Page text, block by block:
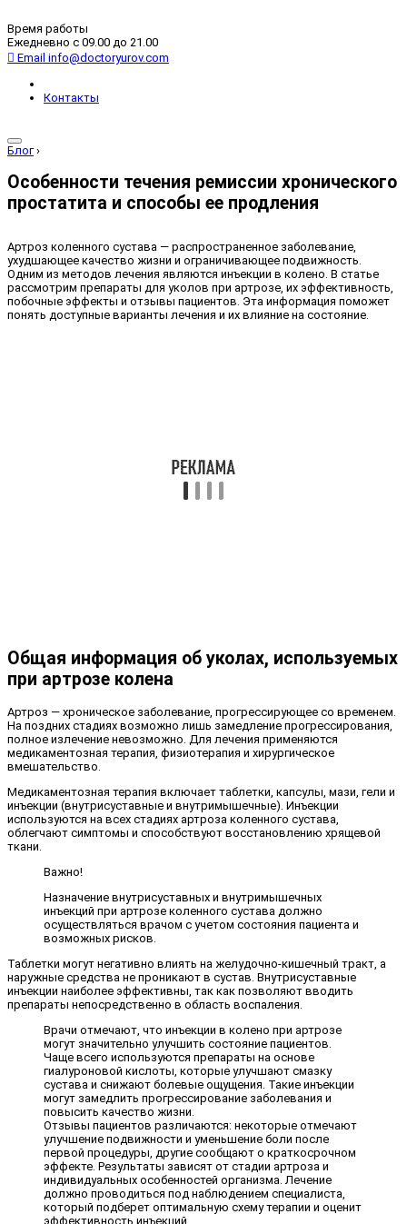
Время работы
Ежедневно с 09.00 до 21.00
Email info@doctoryurov.com
Контакты
Блог ›
Особенности течения ремиссии хронического
простатита и способы ее продления
Артроз коленного сустава — распространенное заболевание,
ухудшающее качество жизни и ограничивающее подвижность.
Одним из методов лечения являются инъекции в колено. В статье
рассмотрим препараты для уколов при артрозе, их эффективность,
побочные эффекты и отзывы пациентов. Эта информация поможет
понять доступные варианты лечения и их влияние на состояние.
Общая информация об уколах, используемых
при артрозе колена
Артроз — хроническое заболевание, прогрессирующее со временем.
На поздних стадиях возможно лишь замедление прогрессирования,
полное излечение невозможно. Для лечения применяются
медикаментозная терапия, физиотерапия и хирургическое
вмешательство.
Медикаментозная терапия включает таблетки, капсулы, мази, гели и
инъекции (внутрисуставные и внутримышечные). Инъекции
используются на всех стадиях артроза коленного сустава,
облегчают симптомы и способствуют восстановлению хрящевой
ткани.
Важно!
Назначение внутрисуставных и внутримышечных
инъекций при артрозе коленного сустава должно
осуществляться врачом с учетом состояния пациента и
возможных рисков.
Таблетки могут негативно влиять на желудочно-кишечный тракт, а
наружные средства не проникают в сустав. Внутрисуставные
инъекции наиболее эффективны, так как позволяют вводить
препараты непосредственно в область воспаления.
Врачи отмечают, что инъекции в колено при артрозе
могут значительно улучшить состояние пациентов.
Чаще всего используются препараты на основе
гиалуроновой кислоты, которые улучшают смазку
сустава и снижают болевые ощущения. Такие инъекции
могут замедлить прогрессирование заболевания и
повысить качество жизни.
Отзывы пациентов различаются: некоторые отмечают
улучшение подвижности и уменьшение боли после
первой процедуры, другие сообщают о краткосрочном
эффекте. Результаты зависят от стадии артроза и
индивидуальных особенностей организма. Лечение
должно проводиться под наблюдением специалиста,
который подберет оптимальную схему терапии и оценит
эффективность инъекций.